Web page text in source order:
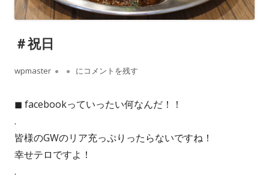
＃祝日
作
wpmaster
公
＃祝日
にコメントを残す
◼︎ facebookっていったい何なんだ！！
.
皆様のGWのリア充っぷりったらないですね！
幸せテロですよ！
.